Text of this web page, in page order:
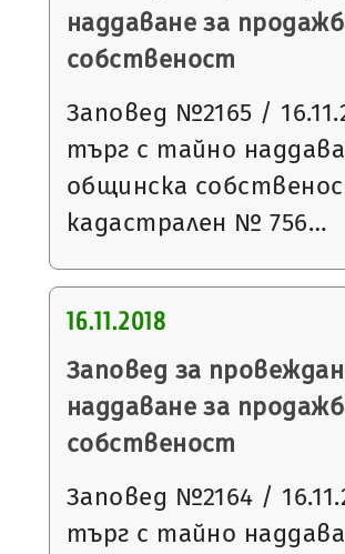
наддаване за
собственост
Заповед №2165 /
търг с тайно
общинска
кадастрален № 756…
16.11.2018
Заповед за
наддаване за
собственост
Заповед №2164 /
търг с тайно